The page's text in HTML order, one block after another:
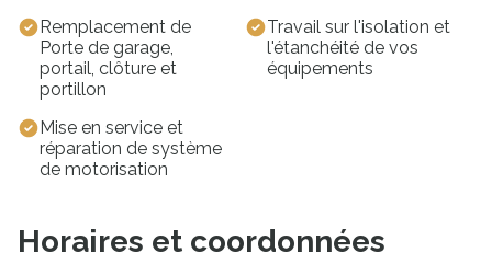
Remplacement de
Porte de garage,
portail, clôture et
portillon
Travail sur l'isolation et
l'étanchéité de vos
équipements
Mise en service et
réparation de système
de motorisation
Horaires et coordonnées